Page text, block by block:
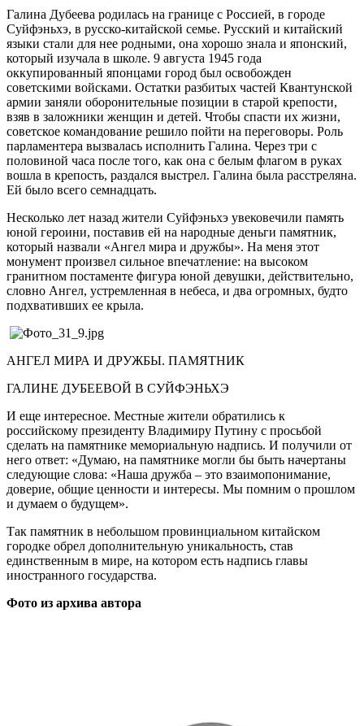
Галина Дубеева родилась на границе с Россией, в городе
Суйфэньхэ, в русско-китайской семье. Русский и китайский
языки стали для нее родными, она хорошо знала и японский,
который изучала в школе. 9 августа 1945 года
оккупированный японцами город был освобожден
советскими войсками. Остатки разбитых частей Квантунской
армии заняли оборонительные позиции в старой крепости,
взяв в заложники женщин и детей. Чтобы спасти их жизни,
советское командование решило пойти на переговоры. Роль
парламентера вызвалась исполнить Галина. Через три с
половиной часа после того, как она с белым флагом в руках
вошла в крепость, раздался выстрел. Галина была расстреляна.
Ей было всего семнадцать.
Несколько лет назад жители Суйфэньхэ увековечили память
юной героини, поставив ей на народные деньги памятник,
который назвали «Ангел мира и дружбы». На меня этот
монумент произвел сильное впечатление: на высоком
гранитном постаменте фигура юной девушки, действительно,
словно Ангел, устремленная в небеса, и два огромных, будто
подхвативших ее крыла.
АНГЕЛ МИРА И ДРУЖБЫ. ПАМЯТНИК
ГАЛИНЕ ДУБЕЕВОЙ В СУЙФЭНЬХЭ
И еще интересное. Местные жители обратились к
российскому президенту Владимиру Путину с просьбой
сделать на памятнике мемориальную надпись. И получили от
него ответ: «Думаю, на памятнике могли бы быть начертаны
следующие слова: «Наша дружба – это взаимопонимание,
доверие, общие ценности и интересы. Мы помним о прошлом
и думаем о будущем».
Так памятник в небольшом провинциальном китайском
городке обрел дополнительную уникальность, став
единственным в мире, на котором есть надпись главы
иностранного государства.
Фото из архива автора